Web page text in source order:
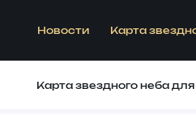
Новости Карта
Карта звездного неба